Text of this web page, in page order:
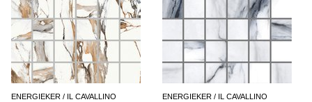
ENERGIEKER / IL CAVALLINO ENERGIEKER / IL CAVALLINO